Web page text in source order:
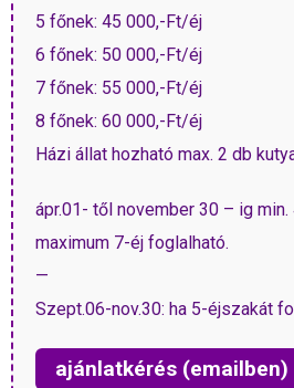
5 főnek: 45 000,-Ft/éj
6 főnek: 50 000,-Ft/éj
7 főnek: 55 000,-Ft/éj
8 főnek: 60 000,-Ft/éj
Házi állat hozható max. 2 db
ápr.01- től november 30 – ig min.
maximum 7-éj foglalható.
—
Szept.06-nov.30: ha 5-éjszakát
ajánlatkérés (emailben)